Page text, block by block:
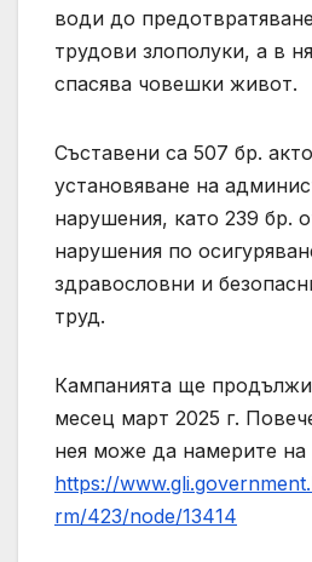
води до
трудови злополуки, а в
спасява човешки живот.
Съставени са 507 бр.
установяване на
нарушения, като 239 бр.
нарушения по
здравословни и
труд.
Кампанията ще
месец март 2025 г.
нея може да намерите на
https://
rm/423/node/13414